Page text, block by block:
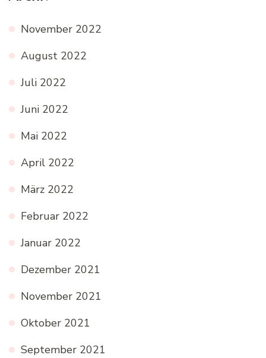
November 2022
August 2022
Juli 2022
Juni 2022
Mai 2022
April 2022
März 2022
Februar 2022
Januar 2022
Dezember 2021
November 2021
Oktober 2021
September 2021